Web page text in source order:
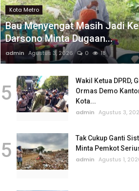
Kota Metro
Bau Menyengat Masih Jadi
Darsono Minta Dugaan...
admin Agustus 3, 2026 0 18
5
Wakil Ketua DPRD,
Ormas Demo
Kota...
admin Agustus 3,
5
Tak Cukup Ganti
Minta Pemkot
admin Agustus 1,